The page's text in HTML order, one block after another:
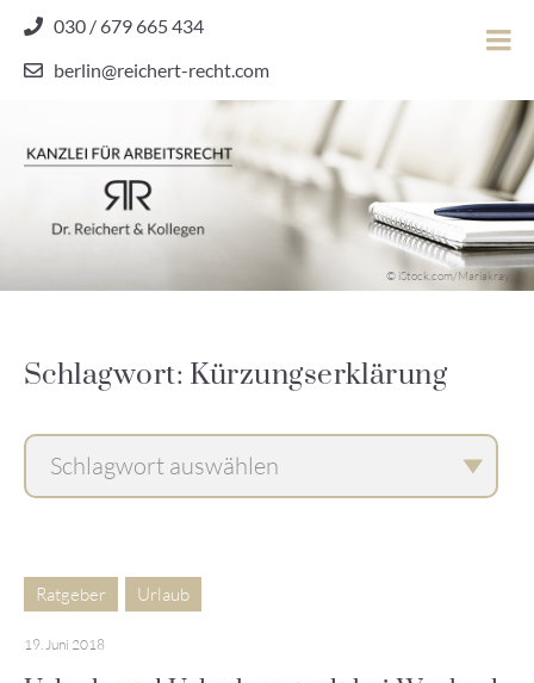
content
030 / 679 665 434
berlin@reichert-recht.com
Dr.
Reichert
© iStock.com/Mariakray
Schlagwort: Kürzungserklärung
Ratgeber Urlaub
19. Juni 2018